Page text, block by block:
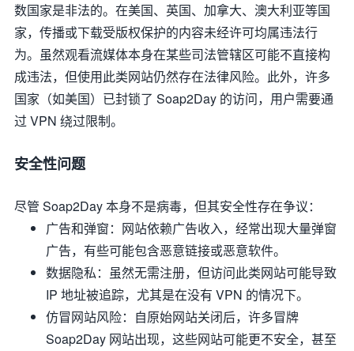
数国家是非法的。在美国、英国、加拿大、澳大利亚等国
家，传播或下载受版权保护的内容未经许可均属违法行
为。虽然观看流媒体本身在某些司法管辖区可能不直接构
成违法，但使用此类网站仍然存在法律风险。此外，许多
国家（如美国）已封锁了 Soap2Day 的访问，用户需要通
过 VPN 绕过限制。
安全性问题
尽管 Soap2Day 本身不是病毒，但其安全性存在争议：
广告和弹窗：网站依赖广告收入，经常出现大量弹窗
广告，有些可能包含恶意链接或恶意软件。
数据隐私：虽然无需注册，但访问此类网站可能导致
IP 地址被追踪，尤其是在没有 VPN 的情况下。
仿冒网站风险：自原始网站关闭后，许多冒牌
Soap2Day 网站出现，这些网站可能更不安全，甚至